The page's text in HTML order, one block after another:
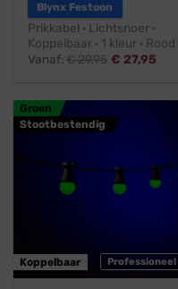
Blynx Festoon
Prikkabel · Lichtsnoer ·
Koppelbaar · 1 kleur · Rood
Vanaf:€29,95 € 27,95
Groen
Stootbestendig
Professioneel
Koppelbaar